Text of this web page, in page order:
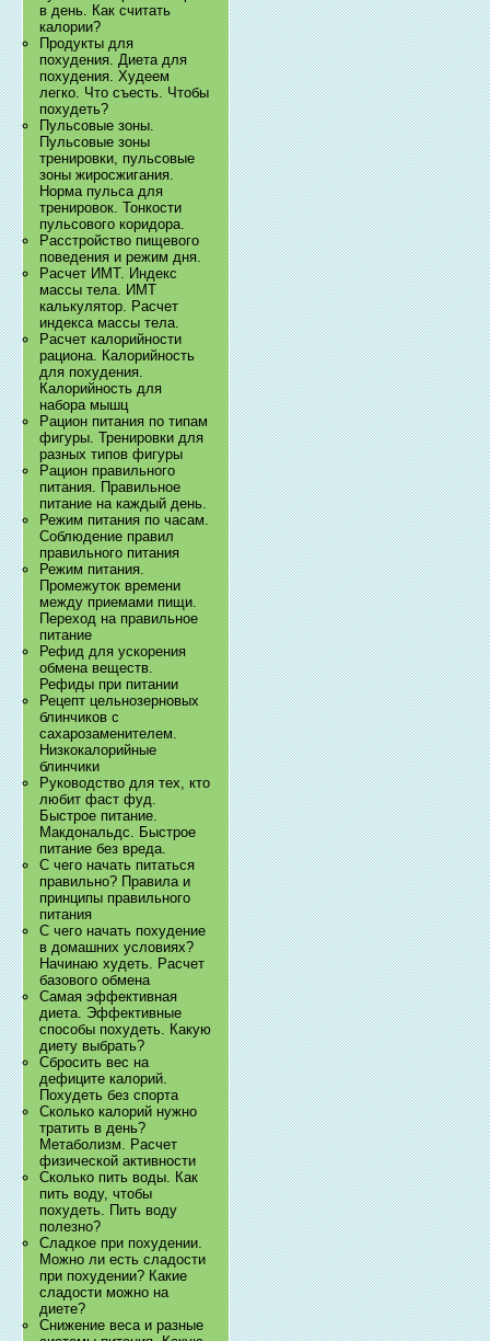
в день. Как считать
калории?
Продукты для
похудения. Диета для
похудения. Худеем
легко. Что съесть. Чтобы
похудеть?
Пульсовые зоны.
Пульсовые зоны
тренировки, пульсовые
зоны жиросжигания.
Норма пульса для
тренировок. Тонкости
пульсового коридора.
Расстройство пищевого
поведения и режим дня.
Расчет ИМТ. Индекс
массы тела. ИМТ
калькулятор. Расчет
индекса массы тела.
Расчет калорийности
рациона. Калорийность
для похудения.
Калорийность для
набора мышц
Рацион питания по типам
фигуры. Тренировки для
разных типов фигуры
Рацион правильного
питания. Правильное
питание на каждый день.
Режим питания по часам.
Соблюдение правил
правильного питания
Режим питания.
Промежуток времени
между приемами пищи.
Переход на правильное
питание
Рефид для ускорения
обмена веществ.
Рефиды при питании
Рецепт цельнозерновых
блинчиков с
сахарозаменителем.
Низкокалорийные
блинчики
Руководство для тех, кто
любит фаст фуд.
Быстрое питание.
Макдональдс. Быстрое
питание без вреда.
С чего начать питаться
правильно? Правила и
принципы правильного
питания
С чего начать похудение
в домашних условиях?
Начинаю худеть. Расчет
базового обмена
Самая эффективная
диета. Эффективные
способы похудеть. Какую
диету выбрать?
Сбросить вес на
дефиците калорий.
Похудеть без спорта
Сколько калорий нужно
тратить в день?
Метаболизм. Расчет
физической активности
Сколько пить воды. Как
пить воду, чтобы
похудеть. Пить воду
полезно?
Сладкое при похудении.
Можно ли есть сладости
при похудении? Какие
сладости можно на
диете?
Снижение веса и разные